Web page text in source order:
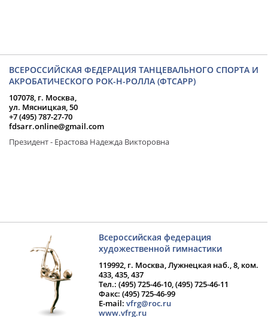
ВСЕРОССИЙСКАЯ ФЕДЕРАЦИЯ ТАНЦЕВАЛЬНОГО СПОРТА И
АКРОБАТИЧЕСКОГО РОК-Н-РОЛЛА (ФТСАРР)
107078, г. Москва,
ул. Мясницкая, 50
+7 (495) 787-27-70
fdsarr.online@gmail.com
Президент - Ерастова Надежда Викторовна
Всероссийская федерация
художественной гимнастики
119992, г. Москва, Лужнецкая наб., 8, ком.
433, 435, 437
Тел.: (495) 725-46-10, (495) 725-46-11
Факс: (495) 725-46-99
E-mail: vfrg@roc.ru
www.vfrg.ru